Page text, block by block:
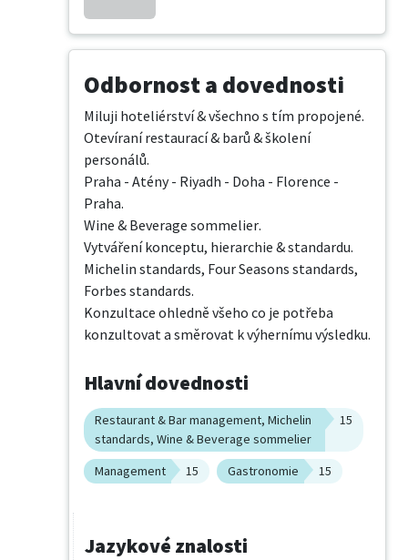
Odbornost a dovednosti
Miluji hoteliérství & všechno s tím propojené.
Otevíraní restaurací & barů & školení
personálů.
Praha - Atény - Riyadh - Doha - Florence -
Praha.
Wine & Beverage sommelier.
Vytváření konceptu, hierarchie & standardu.
Michelin standards, Four Seasons standards,
Forbes standards.
Konzultace ohledně všeho co je potřeba
konzultovat a směrovat k výhernímu výsledku.
Hlavní dovednosti
Restaurant & Bar management, Michelin
standards, Wine & Beverage sommelier
15
Management 15 Gastronomie 15
Jazykové znalosti